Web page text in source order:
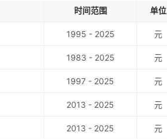
时间范围 单位
1995 - 2025 元
1983 - 2025 元
1997 - 2025 元
2013 - 2025 元
2013 - 2025 元